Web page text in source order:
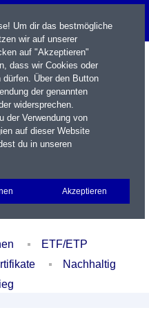
Portfolio Login
ETF/ETP
Nachhaltig
Um dir das bestmögliche
wir auf unserer
auf "Akzeptieren"
dass wir Cookies oder
dürfen. Über den Button
der genannten
widersprechen.
der Verwendung von
auf dieser Website
du in unseren
Akzeptieren